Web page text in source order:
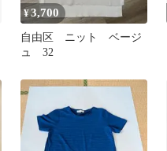
¥3,700
自由区 ニット ベージ
ュ 32